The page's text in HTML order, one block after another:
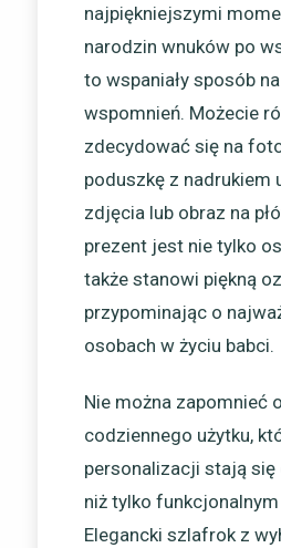
najpiękniejszymi
narodzin wnuków po
to wspaniały sposób
wspomnień. Możecie
zdecydować się na
poduszkę z nadrukiem
zdjęcia lub obraz na
prezent jest nie tylko
także stanowi piękną
przypominając o
osobach w życiu babci.
Nie można zapomnieć
codziennego użytku,
personalizacji stają
niż tylko
Elegancki szlafrok z